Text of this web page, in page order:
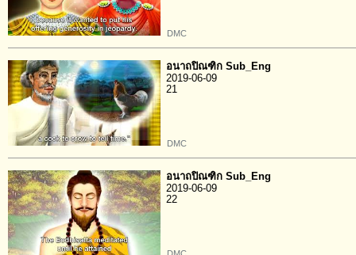
DMC
อนาถปิณฑิก Sub_Eng
2019-06-09
21
DMC
อนาถปิณฑิก Sub_Eng
2019-06-09
22